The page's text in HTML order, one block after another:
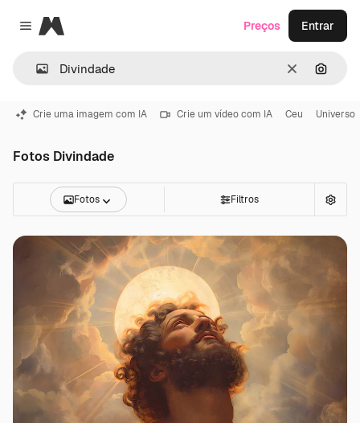
Close menu
Magnific
Limpar
Preços Entrar
Crie uma imagem com IA Crie um vídeo com IA Ceu Universo
Fotos Divindade
Fotos Filtros